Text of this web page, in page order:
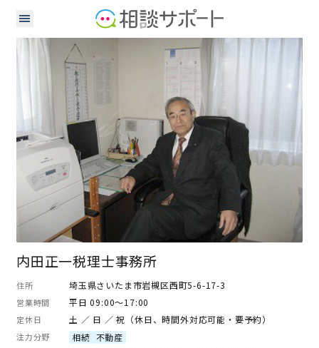
内田正一税理士事務所
住所 埼玉県さいたま市岩槻区西町5-6-17-3
営業時間 平日 09:00～17:00
定休日 土 ／ 日 ／ 祝（休日、時間外対応可能・要予約）
注力分野 相続 不動産